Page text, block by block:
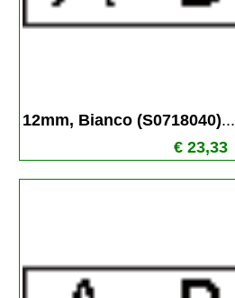
12mm, Bianco (S0718040)...
€ 23,33